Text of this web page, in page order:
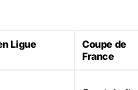
Ligue
Coupe de
France